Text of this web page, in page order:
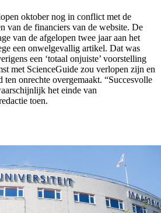
oktober nog in conflict met de
van de financiers van de website. De
van de afgelopen twee jaar aan het
een onwelgevallig artikel. Dat was
een ‘totaal onjuiste’ voorstelling
met ScienceGuide zou verlopen zijn en
ten onrechte overgemaakt. “Succesvolle
het einde van
toen.